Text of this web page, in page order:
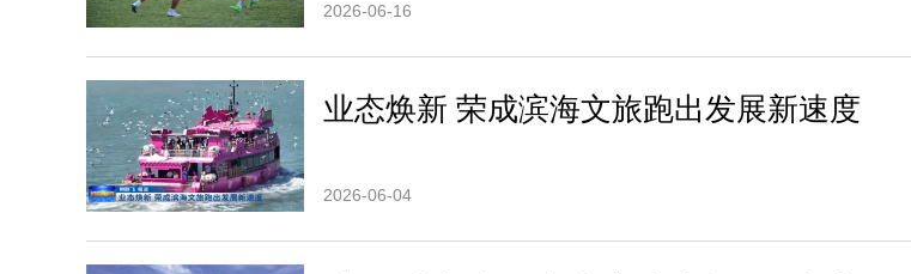
2026-06-16
业态焕新 荣成滨海文旅跑出发展新速度
2026-06-04